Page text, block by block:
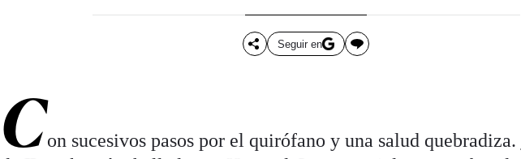
Seguir en
Con sucesivos pasos por el quirófano y una salud quebradiza.